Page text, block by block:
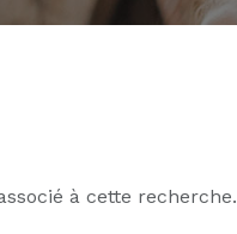
à cette recherche.